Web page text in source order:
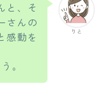
りと
と、そ
さんの
感動を
。